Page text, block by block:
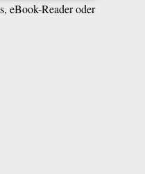
eBook-Reader oder